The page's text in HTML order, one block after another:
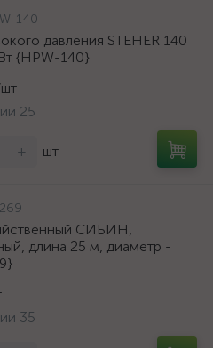
140
давления STEHER 140
{HPW-140}
25
+ шт
СИБИН,
длина 25 м, диаметр -
35